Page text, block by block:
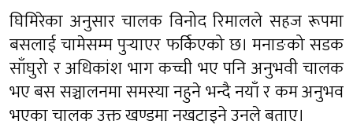
घिमिरेका अनुसार चालक विनोद रिमालले सहज रूपमा
बसलाई चामेसम्म पुर्‍याएर फर्किएको छ। मनाङको सडक
साँघुरो र अधिकांश भाग कच्ची भए पनि अनुभवी चालक
भए बस सञ्चालनमा समस्या नहुने भन्दै नयाँ र कम अनुभव
भएका चालक उक्त खण्डमा नखटाइने उनले बताए।